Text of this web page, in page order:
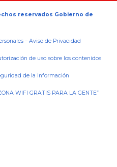
reservados Gobierno de
–Aviso de Privacidad
de uso sobre los contenidos
de la Información
WIFI GRATIS PARA LA GENTE”